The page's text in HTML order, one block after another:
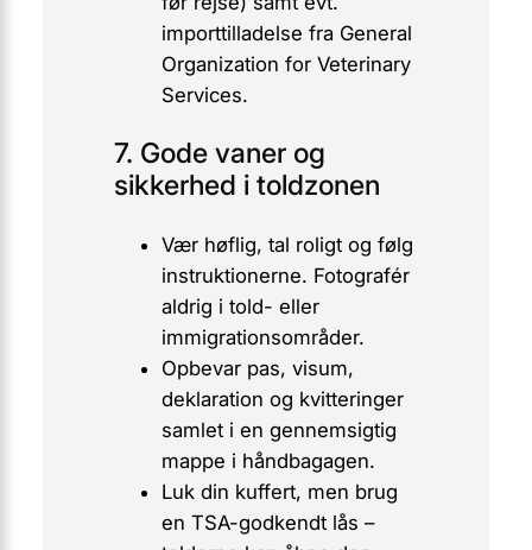
importtilladelse fra General
Organization for Veterinary
Services.
7. Gode vaner og
sikkerhed i toldzonen
Vær høflig, tal roligt og følg
instruktionerne. Fotografér
aldrig i told- eller
immigrationsområder.
Opbevar pas, visum,
deklaration og kvitteringer
samlet i en gennemsigtig
mappe i håndbagagen.
Luk din kuffert, men brug
en TSA-godkendt lås –